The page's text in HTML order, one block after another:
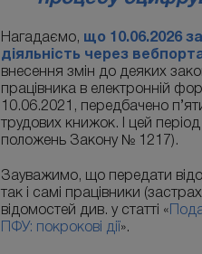
Нагадаємо, що 10.06.2026
діяльність через
внесення змін до деяких
працівника в електронній
10.06.2021, передбачено
трудових книжок. І цей
положень Закону № 1217).
Зауважимо, що передати
так і самі працівники
відомостей див. у статті «
ПФУ: покрокові дії».